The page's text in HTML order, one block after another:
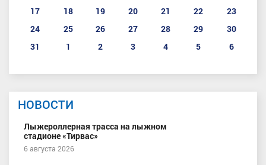
17
18 19 20 21 22
23
24
25 26 27 28 29
30
31
1 2 3 4 5 6
НОВОСТИ
Лыжероллерная трасса на лыжном
стадионе «Тирвас»
6 августа 2026